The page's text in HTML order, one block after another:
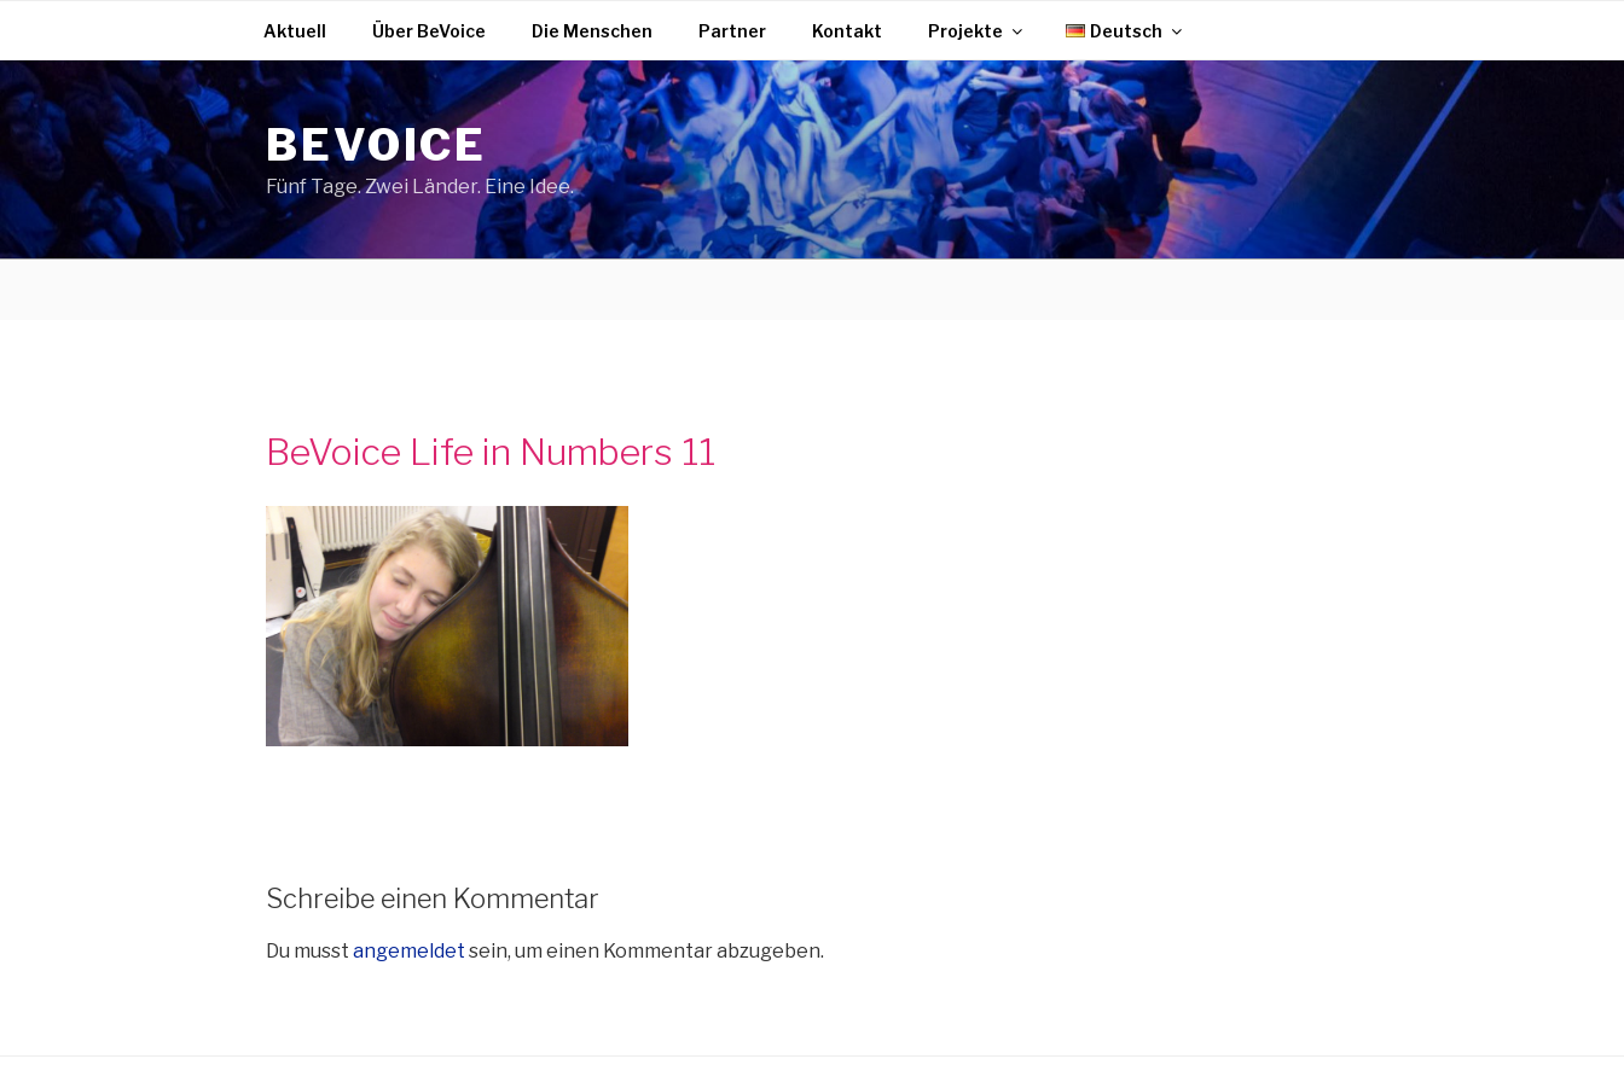
springen
BEVOICE
Fünf Tage. Zwei Länder. Eine Idee.
Aktuell Über BeVoice Die Menschen Partner Kontakt Projekte Deutsch
BeVoice Life in Numbers 11
Schreibe einen Kommentar
Du musst angemeldet sein, um einen Kommentar abzugeben.